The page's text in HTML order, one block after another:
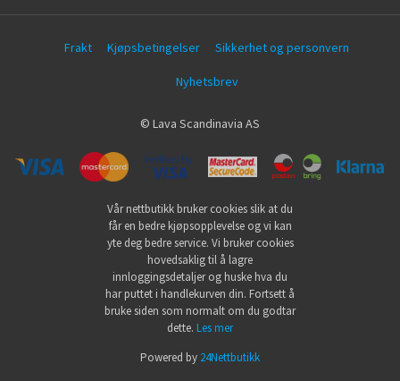
Frakt Kjøpsbetingelser Sikkerhet og personvern
Nyhetsbrev
© Lava Scandinavia AS
Vår nettbutikk bruker cookies slik at du
får en bedre kjøpsopplevelse og vi kan
yte deg bedre service. Vi bruker cookies
hovedsaklig til å lagre
innloggingsdetaljer og huske hva du
har puttet i handlekurven din. Fortsett å
bruke siden som normalt om du godtar
dette. Les mer
Powered by 24Nettbutikk